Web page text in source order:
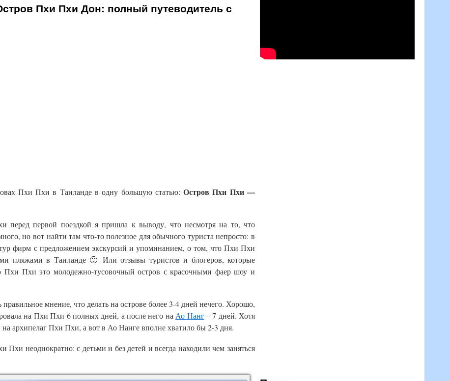
Пхи Пхи Дон: полный путеводитель с
Пхи Пхи в Таиланде в одну большую статью:Остров Пхи Пхи —
перед первой поездкой я пришла к выводу, что несмотря на то, что
но вот найти там что-то полезное для обычного туриста непросто: в
фирм с предложением экскурсий и упоминанием, о том, что Пхи Пхи
пляжами в Таиланде 🙂 Или отзывы туристов и блогеров, которые
Пхи это молодежно-тусовочный остров с красочными фаер шоу и
мнение, что делать на острове более 3-4 дней нечего. Хорошо,
на Пхи Пхи 6 полных дней, а после него на Ао Нанг– 7 дней. Хотя
на архипелаг Пхи Пхи, а вот в Ао Нанге вполне хватило бы 2-3 дня.
неоднократно: с детьми и без детей и всегда находили чем заняться